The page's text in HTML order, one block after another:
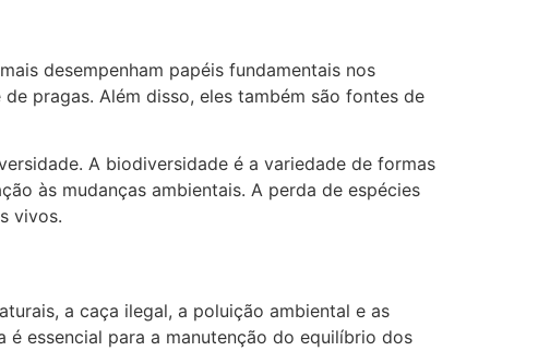
desempenham papéis fundamentais nos
pragas. Além disso, eles também são fontes de
A biodiversidade é a variedade de formas
às mudanças ambientais. A perda de espécies
vivos.
a caça ilegal, a poluição ambiental e as
é essencial para a manutenção do equilíbrio dos